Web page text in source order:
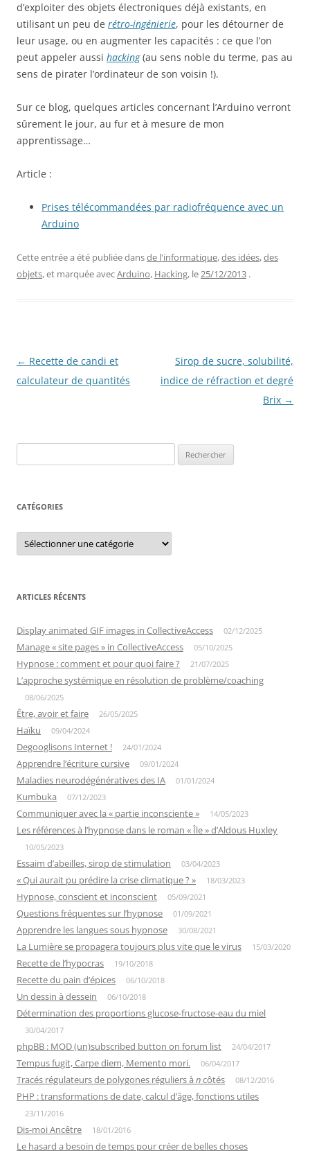
d’exploiter des objets électroniques déjà existants, en
utilisant un peu de rétro-ingénierie, pour les détourner de
leur usage, ou en augmenter les capacités : ce que l’on
peut appeler aussi hacking(au sens noble du terme, pas au
sens de pirater l’ordinateur de son voisin !).
Sur ce blog, quelques articles concernant l’Arduino verront
sûrement le jour, au fur et à mesure de mon
apprentissage…
Article :
Prises télécommandées par radiofréquence avec un
Arduino
Cette entrée a été publiée dansde l'informatique,des idées,des
objets, et marquée avecArduino, Hacking, le25/12/2013 .
Navigation
des
← Recette de candi et
calculateur de quantités
Sirop de sucre, solubilité,
indice de réfraction et degré
Brix →
CATÉGORIES
Catégories
ARTICLES RÉCENTS
Display animated GIF images in CollectiveAccess 02/12/2025
Manage « site pages » in CollectiveAccess 05/10/2025
Hypnose : comment et pour quoi faire ? 21/07/2025
L’approche systémique en résolution de problème/coaching
08/06/2025
Être, avoir et faire 26/05/2025
Haïku 09/04/2024
Degooglisons Internet ! 24/01/2024
Apprendre l’écriture cursive 09/01/2024
Maladies neurodégénératives des IA 01/01/2024
Kumbuka 07/12/2023
Communiquer avec la « partie inconsciente » 14/05/2023
Les références à l’hypnose dans le roman « Île » d’Aldous Huxley
10/05/2023
Essaim d’abeilles, sirop de stimulation 03/04/2023
« Qui aurait pu prédire la crise climatique ? » 18/03/2023
Hypnose, conscient et inconscient 05/09/2021
Questions fréquentes sur l’hypnose 01/09/2021
Apprendre les langues sous hypnose 30/08/2021
La Lumière se propagera toujours plus vite que le virus 15/03/2020
Recette de l’hypocras 19/10/2018
Recette du pain d’épices 06/10/2018
Un dessin à dessein 06/10/2018
Détermination des proportions glucose-fructose-eau du miel
30/04/2017
phpBB : MOD (un)subscribed button on forum list 24/04/2017
Tempus fugit, Carpe diem, Memento mori. 06/04/2017
Tracés régulateurs de polygones réguliers à ncôtés 08/12/2016
PHP : transformations de date, calcul d’âge, fonctions utiles
23/11/2016
Dis-moi Ancêtre 18/01/2016
Le hasard a besoin de temps pour créer de belles choses